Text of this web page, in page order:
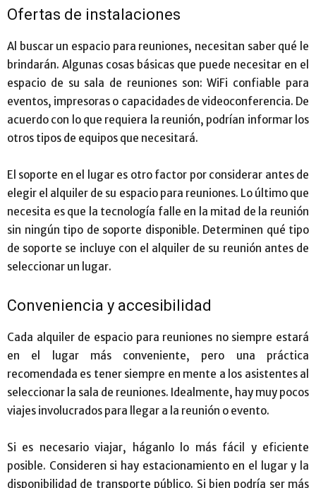
Ofertas de instalaciones
Al buscar un espacio para reuniones, necesitan saber qué le
brindarán. Algunas cosas básicas que puede necesitar en el
espacio de su sala de reuniones son: WiFi confiable para
eventos, impresoras o capacidades de videoconferencia. De
acuerdo con lo que requiera la reunión, podrían informar los
otros tipos de equipos que necesitará.
El soporte en el lugar es otro factor por considerar antes de
elegir el alquiler de su espacio para reuniones. Lo último que
necesita es que la tecnología falle en la mitad de la reunión
sin ningún tipo de soporte disponible. Determinen qué tipo
de soporte se incluye con el alquiler de su reunión antes de
seleccionar un lugar.
Conveniencia y accesibilidad
Cada alquiler de espacio para reuniones no siempre estará
en el lugar más conveniente, pero una práctica
recomendada es tener siempre en mente a los asistentes al
seleccionar la sala de reuniones. Idealmente, hay muy pocos
viajes involucrados para llegar a la reunión o evento.
Si es necesario viajar, háganlo lo más fácil y eficiente
posible. Consideren si hay estacionamiento en el lugar y la
disponibilidad de transporte público. Si bien podría ser más